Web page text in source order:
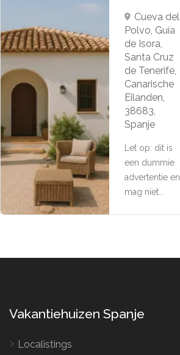
Cueva del
Polvo, Guía
de Isora,
Santa Cruz
de Tenerife,
Canarische
Eilanden,
38683,
Spanje
Let op: dit is
een dummie
advertentie en
mag niet...
Vakantiehuizen Spanje
Localistings